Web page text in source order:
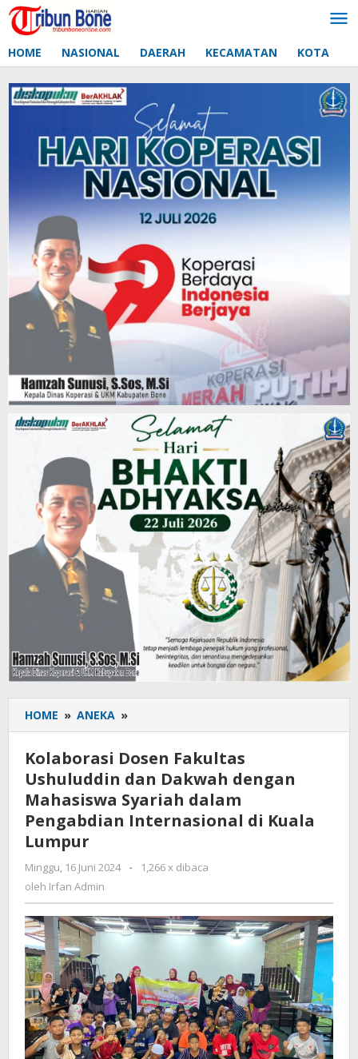
Lewati
ke
HOME NASIONAL DAERAH KECAMATAN KOTA
HOME » ANEKA »
Dosen
Ushuluddin
dan
Dakwah
dengan
dalam
Internasional
di
Kuala
Kolaborasi Dosen Fakultas
Ushuluddin dan Dakwah dengan
Mahasiswa Syariah dalam
Pengabdian Internasional di Kuala
Lumpur
Minggu, 16 Juni 2024
oleh
-
1,266 x dibaca
oleh Irfan Admin